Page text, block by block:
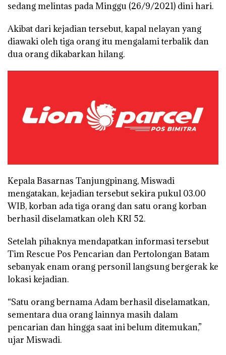
sedang melintas pada Minggu (26/9/2021) dini hari.
Akibat dari kejadian tersebut, kapal nelayan yang
diawaki oleh tiga orang itu mengalami terbalik dan
dua orang dikabarkan hilang.
Kepala Basarnas Tanjungpinang, Miswadi
mengatakan, kejadian tersebut sekira pukul 03.00
WIB, korban ada tiga orang dan satu orang korban
berhasil diselamatkan oleh KRI 52.
Setelah pihaknya mendapatkan informasi tersebut
Tim Rescue Pos Pencarian dan Pertolongan Batam
sebanyak enam orang personil langsung bergerak ke
lokasi kejadian.
“Satu orang bernama Adam berhasil diselamatkan,
sementara dua orang lainnya masih dalam
pencarian dan hingga saat ini belum ditemukan,”
ujar Miswadi.